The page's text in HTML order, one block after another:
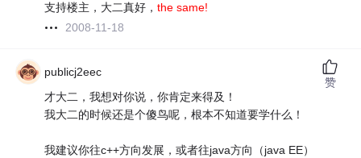
支持楼主，大二真好，the same!
2008-11-18
publicj2eec
才大二，我想对你说，你肯定来得及！
我大二的时候还是个傻鸟呢，根本不知道要学什么！
我建议你往c++方向发展，或者往java方向（java EE）
赞